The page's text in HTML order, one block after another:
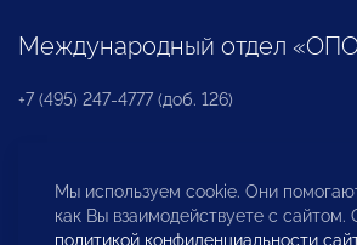
Международный отдел
+7 (495) 247-4777 (доб. 126)
Бюро по защите прав
инвесторов
Мы используем cookie. Они
как Вы взаимодействуете с сайтом.
политикой конфиденциальности